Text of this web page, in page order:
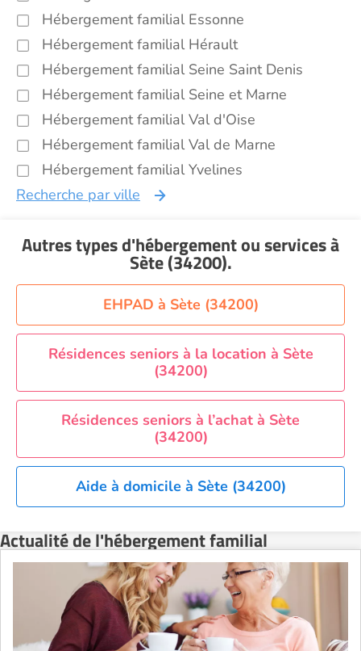
Hébergement familial Essonne
Hébergement familial Hérault
Hébergement familial Seine Saint Denis
Hébergement familial Seine et Marne
Hébergement familial Val d'Oise
Hébergement familial Val de Marne
Hébergement familial Yvelines
Recherche par ville
Autres types d'hébergement ou servicesà
Sète (34200).
EHPAD à Sète (34200)
Résidences seniors à la location à Sète
(34200)
Résidences seniors à l’achat à Sète
(34200)
Aide à domicile à Sète (34200)
Actualité de l'hébergement familial